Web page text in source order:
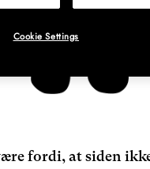
fordi, at siden
Cookie Settings